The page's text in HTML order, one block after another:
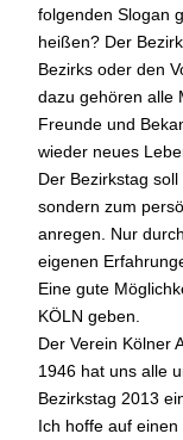
folgenden Slogan
heißen? Der
Bezirks oder den
dazu gehören alle
Freunde und
wieder neues
Der Bezirkstag
sondern zum
anregen. Nur
eigenen
Eine gute
KÖLN geben.
Der Verein Kölner
1946 hat uns alle
Bezirkstag 2013
Ich hoffe auf